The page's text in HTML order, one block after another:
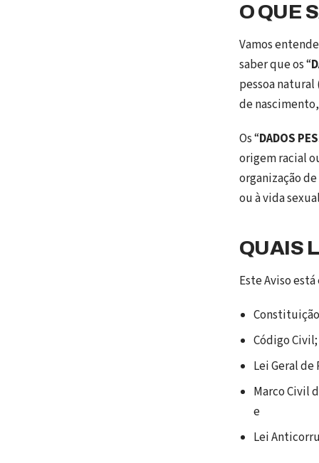
O QUE
Vamos
saber que os “
pessoa
de
Os “DADOS
origem racial
organização
ou à vida
QUAIS
Este Aviso
Código Civil;
Lei Geral de
Marco Civil
e
Lei